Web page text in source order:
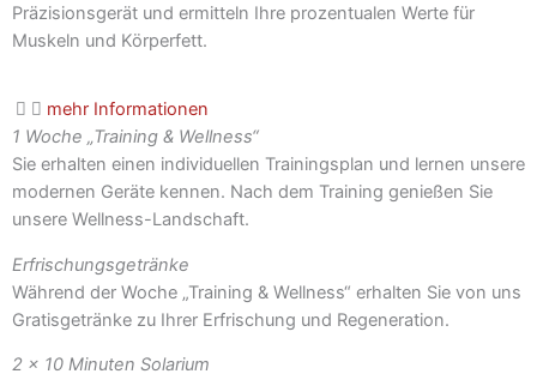
Präzisionsgerät und ermitteln Ihre prozentualen Werte für
Muskeln und Körperfett.
mehr Informationen
1 Woche „Training & Wellness“
Sie erhalten einen individuellen Trainingsplan und lernen unsere
modernen Geräte kennen. Nach dem Training genießen Sie
unsere Wellness-Landschaft.
Erfrischungsgetränke
Während der Woche „Training & Wellness“ erhalten Sie von uns
Gratisgetränke zu Ihrer Erfrischung und Regeneration.
2 x 10 Minuten Solarium